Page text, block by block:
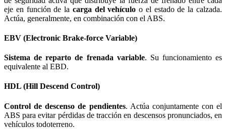
eje en función de la carga del vehículo o el estado de la calzada.
Actúa, generalmente, en combinación con el ABS.
EBV (Electronic Brake-force Variable)
Sistema de reparto de frenada variable. Su funcionamiento es
equivalente al EBD.
HDL (Hill Descend Control)
Control de descenso de pendientes. Actúa conjuntamente con el
ABS para evitar pérdidas de tracción en descensos pronunciados, en
vehículos todoterreno.